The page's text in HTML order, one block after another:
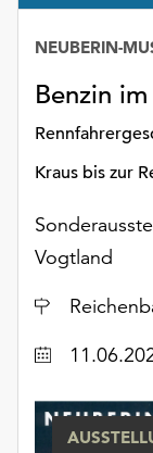
Benzin
Kraus bis zur
NEUBERIN-
Vogtland
Ort
Datum